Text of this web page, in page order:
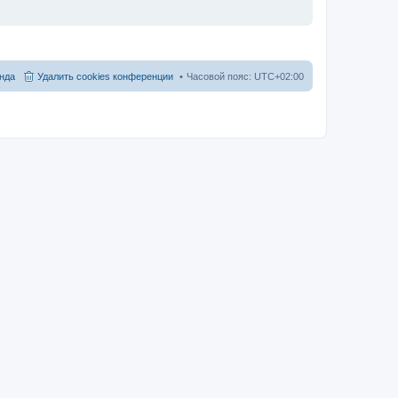
Часовой пояс: UTC+02:00
Удалить cookies конференции